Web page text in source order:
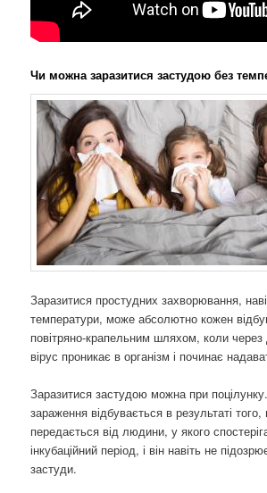
Чи можна заразитися застудою без
Заразитися простудних захворювання,
температури, може абсолютно кожен
повітряно-крапельним шляхом, коли
вірус проникає в організм і починає
Заразитися застудою можна при
зараження відбувається в результаті того,
передається від людини, у якого
інкубаційний період, і він навіть не
застуди.